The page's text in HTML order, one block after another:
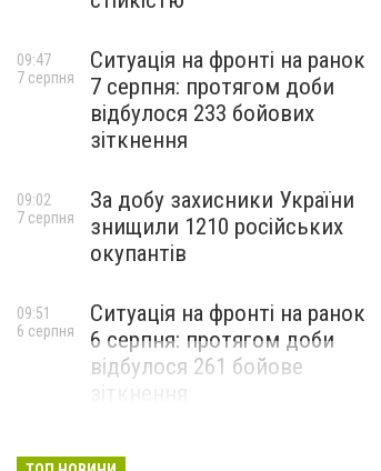
Ситуація на фронті на ранок
7 серпня: протягом доби
відбулося 233 бойових
зіткнення
09:47
7 серпня
За добу захисники України
знищили 1210 російських
окупантів
09:02
7 серпня
Ситуація на фронті на ранок
6 серпня: протягом доби
відбулося 261 бойове
09:51
6 серпня